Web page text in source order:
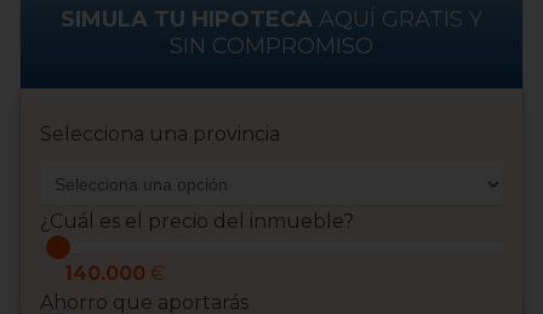
SIMULA TU HIPOTECA AQUÍ GRATIS Y
SIN COMPROMISO
Selecciona una provincia
¿Cuál es el precio del inmueble?
140.000 €
Ahorro que aportarás